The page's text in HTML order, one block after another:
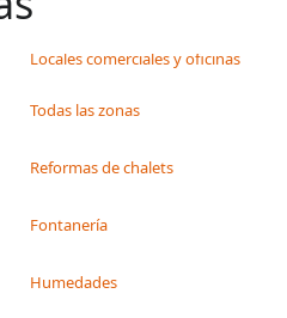
Locales comerciales y oficinas
Todas las zonas
Reformas de chalets
Fontanería
Humedades